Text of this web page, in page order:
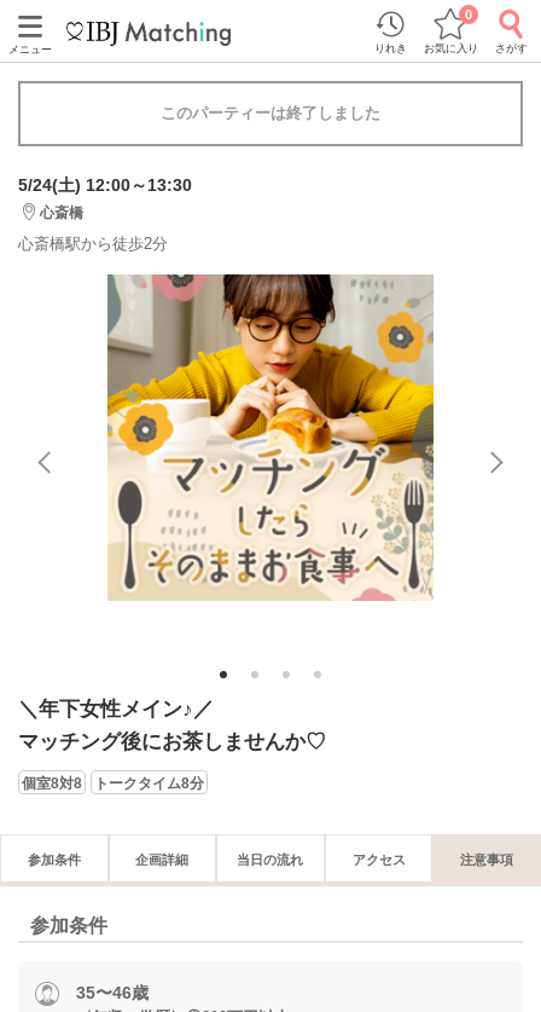
メニュー りれき お気に入り
0
さがす
このパーティーは終了しました
5/24(土) 12:00～13:30
心斎橋
心斎橋駅から徒歩2分
1 2 3 4
＼年下女性メイン♪／
マッチング後にお茶しませんか♡
個室8対8 トークタイム8分
参加条件 企画詳細 当日の流れ アクセス 注意事項
参加条件
35〜46歳